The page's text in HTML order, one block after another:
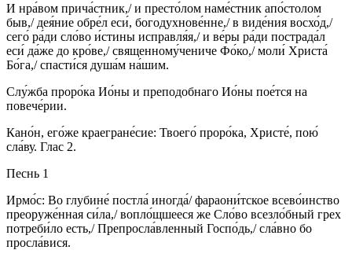
И нра́вом прича́стник,/ и престо́лом наме́стник апо́столом
быв,/ дея́ние обре́л еси́, богодухнове́нне,/ в виде́ния восхо́д,/
сего́ ра́ди сло́во и́стины исправля́я,/ и ве́ры ра́ди пострада́л
еси́ да́же до кро́ве,/ священному́чениче Фо́ко,/ моли́ Христа́
Бо́га,/ спасти́ся душа́м на́шим.
Слу́жба проро́ка Ио́ны и преподобнаго Ио́ны пое́тся на
повече́рии.
Кано́н, его́же краегране́сие: Твоего́ проро́ка, Христе́, пою́
сла́ву. Глас 2.
Песнь 1
Ирмо́с: Во глубине́ постла́ иногда́/ фараони́тское всево́инство
преоруже́нная си́ла,/ вопло́щшееся же Сло́во всезло́бный грех
потреби́ло есть,/ Препросла́вленный Госпо́дь,/ сла́вно бо
просла́вися.